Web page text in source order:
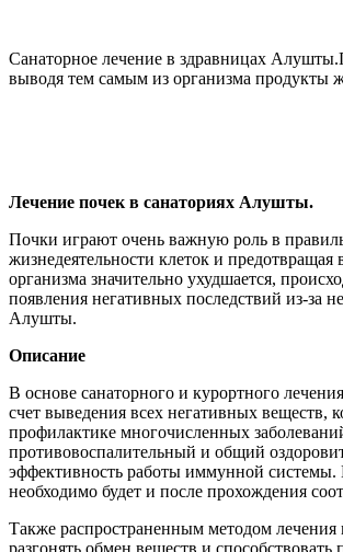
Санаторное лечение в здравницах
выводя тем самым из организма продукты
Лечение почек в санаториях Алушты.
Почки играют очень важную роль в
жизнедеятельности клеток и
организма значительно ухудшается,
появления негативных последствий из-за
Алушты.
Описание
В основе санаторного и курортного
счет выведения всех негативных веществ,
профилактике многочисленных
противовоспалительный и общий
эффективность работы иммунной системы.
необходимо будет и после прохождения
Также распространенным методом
разгонять обмен веществ и